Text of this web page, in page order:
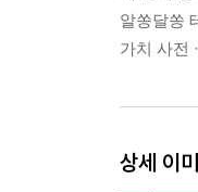
알쏭달쏭
가치 사전
상세 이